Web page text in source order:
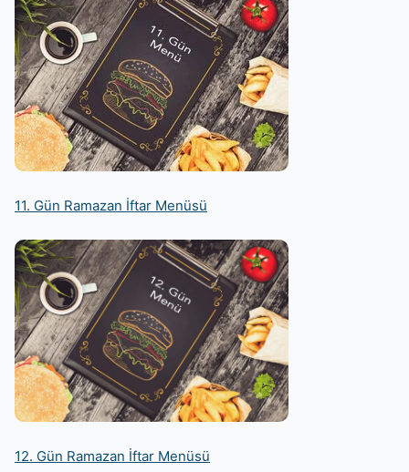
11. Gün Ramazan İftar Menüsü
12. Gün Ramazan İftar Menüsü